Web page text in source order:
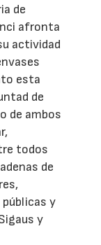
de
afronta
actividad
esta
de
de ambos
todos
de
y
y